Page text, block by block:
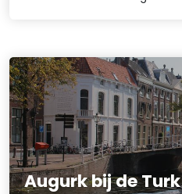
Augurk bij de Turk